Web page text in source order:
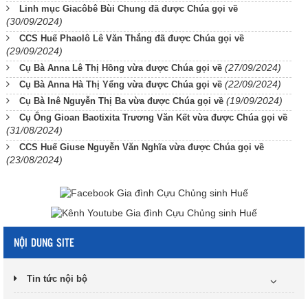
Linh mục Giacôbê Bùi Chung đã được Chúa gọi về
(30/09/2024)
CCS Huế Phaolô Lê Văn Thắng đã được Chúa gọi về
(29/09/2024)
Cụ Bà Anna Lê Thị Hồng vừa được Chúa gọi về (27/09/2024)
Cụ Bà Anna Hà Thị Yểng vừa được Chúa gọi về (22/09/2024)
Cụ Bà Inê Nguyễn Thị Ba vừa được Chúa gọi về (19/09/2024)
Cụ Ông Gioan Baotixita Trương Văn Kết vừa được Chúa gọi về
(31/08/2024)
CCS Huế Giuse Nguyễn Văn Nghĩa vừa được Chúa gọi về
(23/08/2024)
NỘI DUNG SITE
Tin tức nội bộ